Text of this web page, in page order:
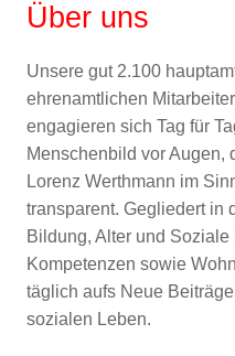
Über uns
Unsere gut 2.100
ehrenamtlichen
engagieren sich Tag für
Menschenbild vor Augen,
Lorenz Werthmann im
transparent. Gegliedert in
Bildung, Alter und
Kompetenzen sowie
täglich aufs Neue
sozialen Leben.